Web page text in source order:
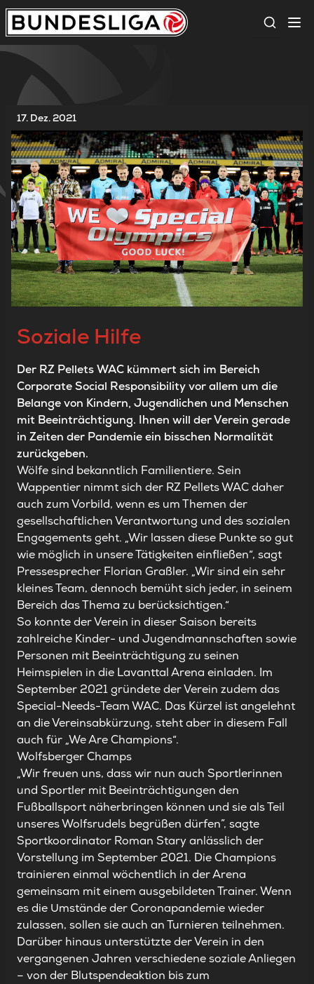
Suche
17. Dez. 2021
Soziale Hilfe
Der RZ Pellets WAC kümmert sich im Bereich
Corporate Social Responsibility vor allem um die
Belange von Kindern, Jugendlichen und Menschen
mit Beeinträchtigung. Ihnen will der Verein gerade
in Zeiten der Pandemie ein bisschen Normalität
zurückgeben.
Wölfe sind bekanntlich Familientiere. Sein
Wappentier nimmt sich der RZ Pellets WAC daher
auch zum Vorbild, wenn es um Themen der
gesellschaftlichen Verantwortung und des sozialen
Engagements geht. „Wir lassen diese Punkte so gut
wie möglich in unsere Tätigkeiten einfließen“, sagt
Pressesprecher Florian Graßler. „Wir sind ein sehr
kleines Team, dennoch bemüht sich jeder, in seinem
Bereich das Thema zu berücksichtigen.“
So konnte der Verein in dieser Saison bereits
zahlreiche Kinder- und Jugendmannschaften sowie
Personen mit Beeinträchtigung zu seinen
Heimspielen in die Lavanttal Arena einladen. Im
September 2021 gründete der Verein zudem das
Special-Needs-Team WAC. Das Kürzel ist angelehnt
an die Vereinsabkürzung, steht aber in diesem Fall
auch für „We Are Champions“.
Wolfsberger Champs
„Wir freuen uns, dass wir nun auch Sportlerinnen
und Sportler mit Beeinträchtigungen den
Fußballsport näherbringen können und sie als Teil
unseres Wolfsrudels begrüßen dürfen”, sagte
Sportkoordinator Roman Stary anlässlich der
Vorstellung im September 2021. Die Champions
trainieren einmal wöchentlich in der Arena
gemeinsam mit einem ausgebildeten Trainer. Wenn
es die Umstände der Coronapandemie wieder
zulassen, sollen sie auch an Turnieren teilnehmen.
Darüber hinaus unterstützte der Verein in den
vergangenen Jahren verschiedene soziale Anliegen
– von der Blutspendeaktion bis zum